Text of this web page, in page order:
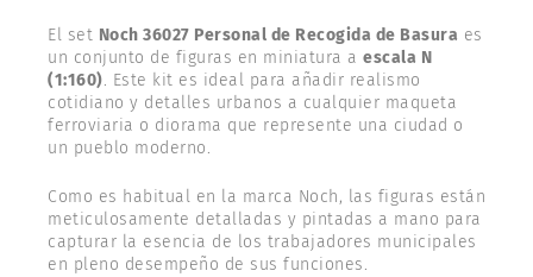
El set Noch 36027 Personal de Recogida de Basura es
un conjunto de figuras en miniatura a escala N
(1:160). Este kit es ideal para añadir realismo
cotidiano y detalles urbanos a cualquier maqueta
ferroviaria o diorama que represente una ciudad o
un pueblo moderno.
Como es habitual en la marca Noch, las figuras están
meticulosamente detalladas y pintadas a mano para
capturar la esencia de los trabajadores municipales
en pleno desempeño de sus funciones.